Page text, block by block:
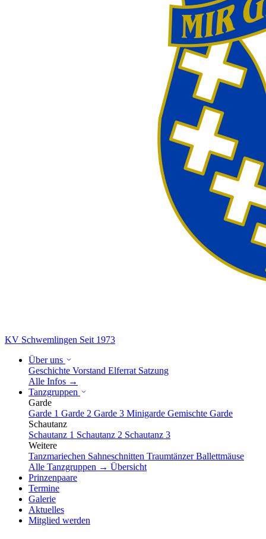
KV Schwemlingen Seit 1973
Über uns
Geschichte Vorstand Elferrat Satzung
Alle Infos →
Tanzgruppen
Garde
Garde 1 Garde 2 Garde 3 Minigarde Gemischte Garde
Schautanz
Schautanz 1 Schautanz 2 Schautanz 3
Weitere
Tanzmariechen Sahneschnitten TraumtänzerBallettmäuse
Alle Tanzgruppen → Übersicht
Prinzenpaare
Termine
Galerie
Aktuelles
Mitglied werden